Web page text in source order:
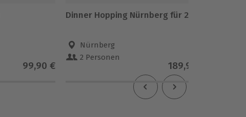
99,90 €
Dinner Hopping Nürnberg für 2
Nürnberg
2 Personen
189,90 €